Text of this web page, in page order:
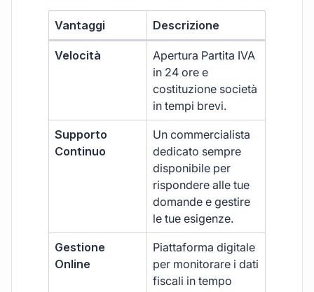
Vantaggi Descrizione
Velocità
Apertura Partita IVA
in 24 ore e
costituzione società
in tempi brevi.
Supporto
Continuo
Un commercialista
dedicato sempre
disponibile per
rispondere alle tue
domande e gestire
le tue esigenze.
Gestione
Online
Piattaforma digitale
per monitorare i dati
fiscali in tempo